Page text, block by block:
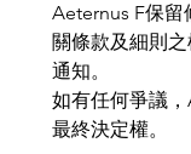
Aeternus F保留
關條款及細則
通知。
如有任何爭議
最終決定權。